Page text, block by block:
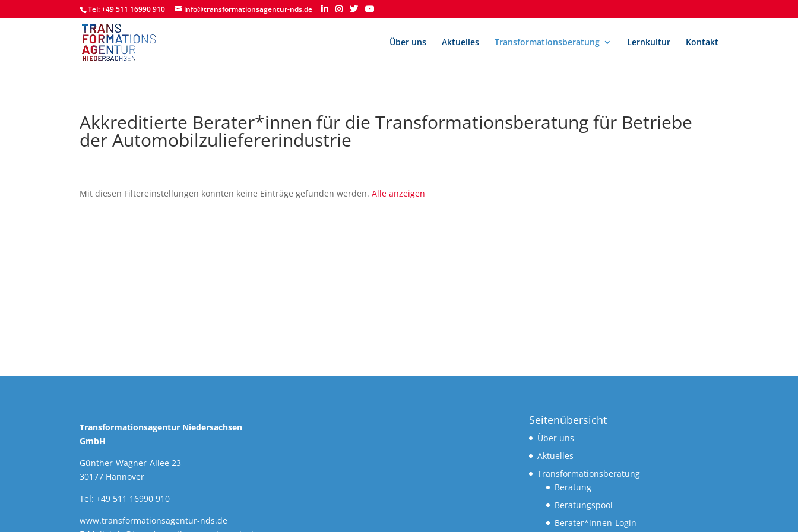
Tel: +49 511 16990 910 info@transformationsagentur-nds.de
Über uns Aktuelles Transformationsberatung Lernkultur Kontakt
Akkreditierte Berater*innen für die Transformationsberatung für Betriebe
der Automobilzuliefererindustrie
Mit diesen Filtereinstellungen konnten keine Einträge gefunden werden.Alle anzeigen
Transformationsagentur Niedersachsen
GmbH
Günther-Wagner-Allee 23
30177 Hannover
Tel: +49 511 16990 910
www.transformationsagentur-nds.de
Seitenübersicht
Über uns
Aktuelles
Transformationsberatung
Beratung
Beratungspool
Berater*innen-Login